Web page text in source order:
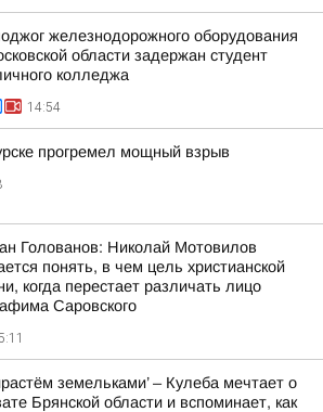
железнодорожного оборудования
области задержан студент
колледжа
14:54
прогремел мощный взрыв
Голованов: Николай Мотовилов
понять, в чем цель христианской
когда перестает различать лицо
Саровского
земельками’ – Кулеба мечтает о
Брянской области и вспоминает, как